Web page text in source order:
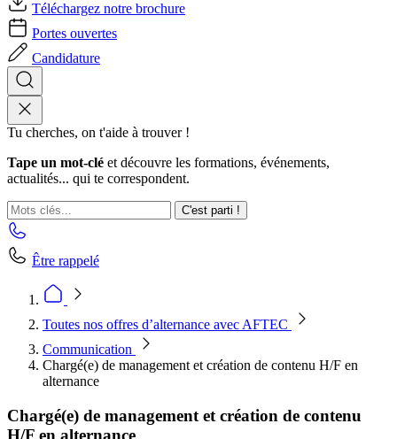
Téléchargez notre brochure
Portes ouvertes
Candidature
Tu cherches, on t'aide à trouver !
Tape un mot-clé et découvre les formations, événements,
actualités... qui te correspondent.
C'est parti !
Être rappelé
Toutes nos offres d’alternance avec AFTEC
Communication
Chargé(e) de management et création de contenu H/F en
alternance
Chargé(e) de management et création de contenu
H/F en alternance